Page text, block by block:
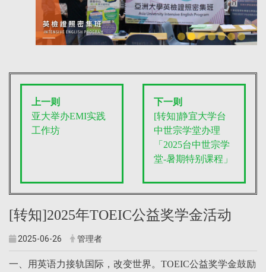
上一则
亚大举办EMI实践
工作坊
下一则
[转知]静宜大学台
中世宗学堂办理
「2025台中世宗学
堂-暑期特别课程」
[转知]2025年TOEIC公益奖学金活动
2025-06-26 管理者
一、用英语力接轨国际，改变世界。TOEIC公益奖学金鼓励